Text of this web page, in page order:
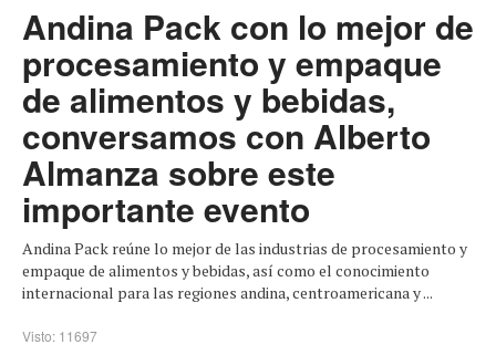
Andina Pack con lo mejor de
procesamiento y empaque
de alimentos y bebidas,
conversamos con Alberto
Almanza sobre este
importante evento
Andina Pack reúne lo mejor de las industrias de procesamiento y
empaque de alimentos y bebidas, así como el conocimiento
internacional para las regiones andina, centroamericana y ...
Visto: 11697